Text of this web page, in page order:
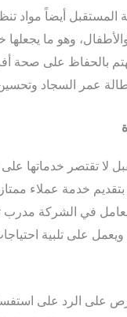
أيضاً مواد
وهو ما يجعلها
بالحفاظ على صحة
عمر السجاد
لا تقتصر خدماتها
خدمة عملاء
في الشركة مدرب
على تلبية
على الرد على